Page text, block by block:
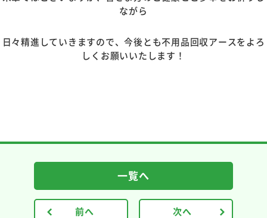
ながら
日々精進していきますので、今後とも不用品回収アースをよろ
しくお願いいたします ！
前へ
一覧へ
次へ